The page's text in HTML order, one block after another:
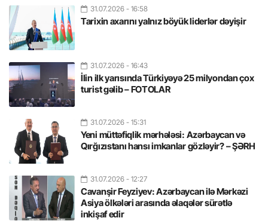
31.07.2026 - 16:58
Tarixin axarını yalnız böyük liderlər dəyişir
31.07.2026 - 16:43
İlin ilk yarısında Türkiyəyə 25 milyondan çox
turist gəlib – FOTOLAR
31.07.2026 - 15:31
Yeni müttəfiqlik mərhələsi: Azərbaycan və
Qırğızıstanı hansı imkanlar gözləyir? – ŞƏRH
31.07.2026 - 12:27
Cavanşir Feyziyev: Azərbaycan ilə Mərkəzi
Asiya ölkələri arasında əlaqələr sürətlə
inkişaf edir